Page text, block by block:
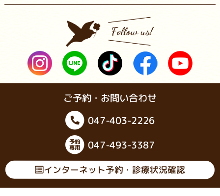
ご予約・お問い合わせ
047-403-2226
047-493-3387
インターネット予約・診療状況確認